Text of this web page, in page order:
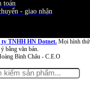
toán
- giao nhận
ty TNHH HN Dotnet. Mọi hình
bằng văn bản.
Bình Châu - C.E.O